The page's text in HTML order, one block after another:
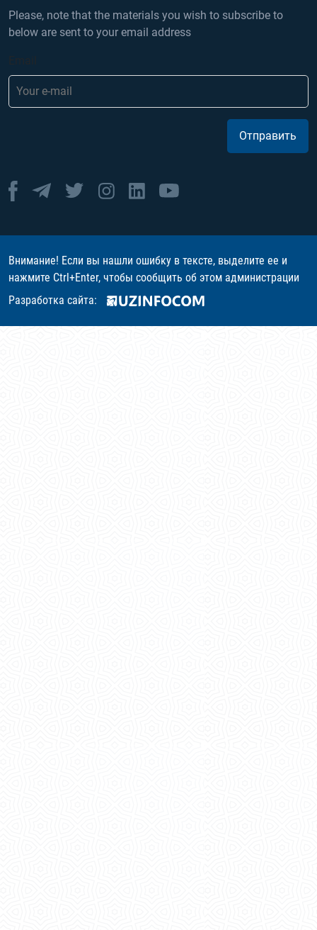
Please, note that the materials you wish to subscribe to
below are sent to your email address
Отправить
Внимание! Если вы нашли ошибку в тексте, выделите ее и
нажмите Ctrl+Enter, чтобы сообщить об этом администрации
Разработка сайта: